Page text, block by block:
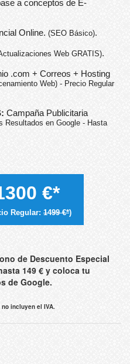
a conceptos de E-
Online. (SEO Básico).
Web GRATIS).
.com + Correos + Hosting
Web) - Precio Regular
Campaña Publicitaria
Resultados en Google - Hasta
€*
Regular: 1499 €*)
de Descuento Especial
149 € y coloca tu
de Google.
incluyen el IVA.